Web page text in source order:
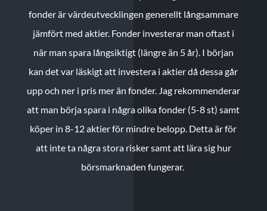
fonder är värdeutvecklingen generellt långsammare
jämfört med aktier. Fonder investerar man oftast i
när man spara långsiktigt (längre än 5 år). I början
kan det var läskigt att investera i aktier då dessa går
upp och ner i pris mer än fonder. Jag rekommenderar
att man börja spara i några olika fonder (5-8 st) samt
köper in 8-12 aktier för mindre belopp. Detta är för
att inte ta några stora risker samt att lära sig hur
börsmarknaden fungerar.